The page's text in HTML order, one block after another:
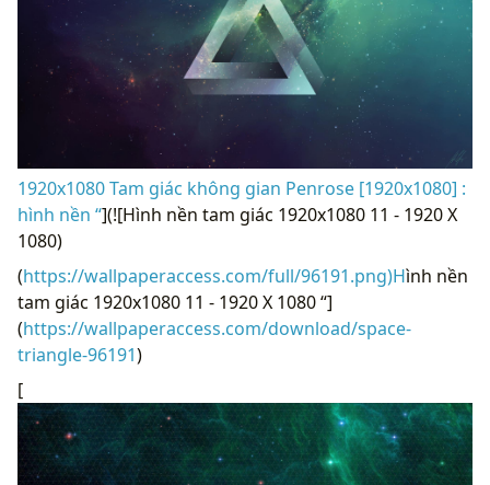
1920x1080 Tam giác không gian Penrose [1920x1080] :
hình nền “](![Hình nền tam giác 1920x1080 11 - 1920 X
1080)
(https://wallpaperaccess.com/full/96191.png)Hình nền
tam giác 1920x1080 11 - 1920 X 1080 “]
(https://wallpaperaccess.com/download/space-
triangle-96191)
[